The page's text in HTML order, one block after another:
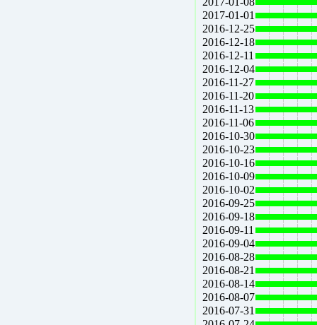
2017-01-01
2016-12-25
2016-12-18
2016-12-11
2016-12-04
2016-11-27
2016-11-20
2016-11-13
2016-11-06
2016-10-30
2016-10-23
2016-10-16
2016-10-09
2016-10-02
2016-09-25
2016-09-18
2016-09-11
2016-09-04
2016-08-28
2016-08-21
2016-08-14
2016-08-07
2016-07-31